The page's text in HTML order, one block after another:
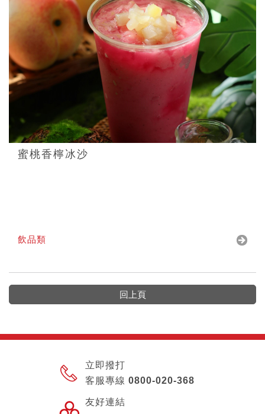
蜜桃香檸冰沙
飲品類
回上頁
立即撥打
客服專線 0800-020-368
友好連結